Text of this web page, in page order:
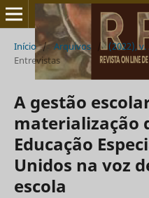
Início / Arquivos / (2022),
Entrevistas
A gestão
materialização
Educação
Unidos na voz
escola